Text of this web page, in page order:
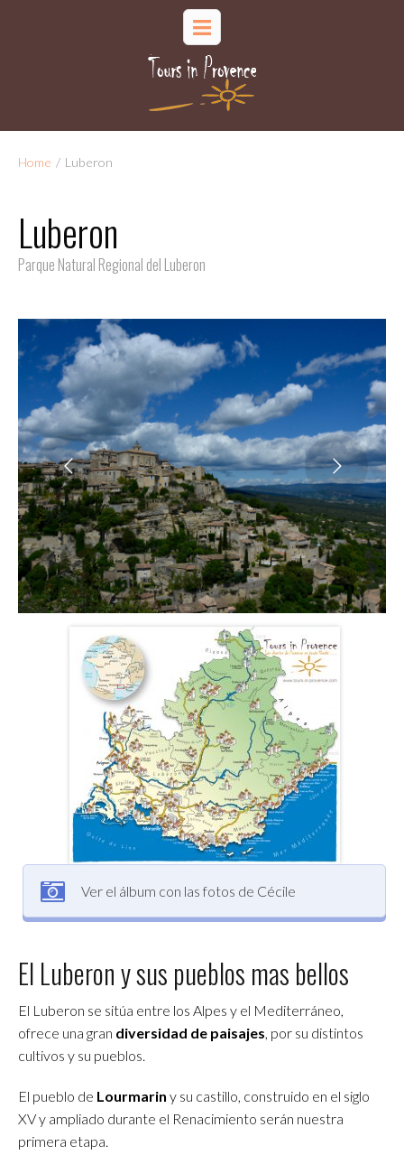
Home / Luberon
Luberon
Parque Natural Regional del Luberon
Ver el álbum con las fotos de Cécile
El Luberon y sus pueblos mas bellos
El Luberon se sitúa entre los Alpes y el Mediterráneo,
ofrece una gran diversidad de paisajes , por su distintos
cultivos y su pueblos.
El pueblo de Lourmarin y su castillo, construido en el siglo
XV y ampliado durante el Renacimiento serán nuestra
primera etapa.